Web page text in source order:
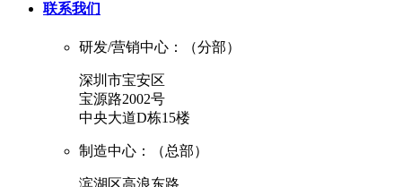
联系我们
研发/营销中心：（分部）
深圳市宝安区
宝源路2002号
中央大道D栋15楼
制造中心：（总部）
滨湖区高浪东路